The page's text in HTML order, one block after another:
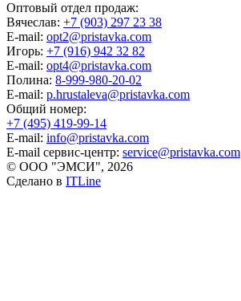
Оптовый отдел продаж:
Вячеслав: +7 (903) 297 23 38
E-mail: opt2@pristavka.com
Игорь: +7 (916) 942 32 82
E-mail: opt4@pristavka.com
Полина: 8-999-980-20-02
E-mail: p.hrustaleva@pristavka.com
Общий номер:
+7 (495) 419-99-14
E-mail: info@pristavka.com
E-mail сервис-центр: service@pristavka.com
© ООО "ЭМСИ", 2026
Сделано в ITLine